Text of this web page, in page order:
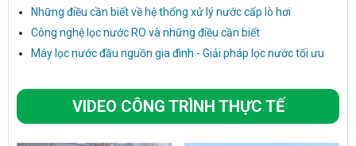
Những điều cần biết về hệ thống xử lý nước cấp lò hơi
Công nghệ lọc nước RO và những điều cần biết
Máy lọc nước đầu nguồn gia đình - Giải pháp lọc nước tối ưu
VIDEO CÔNG TRÌNH THỰC TẾ